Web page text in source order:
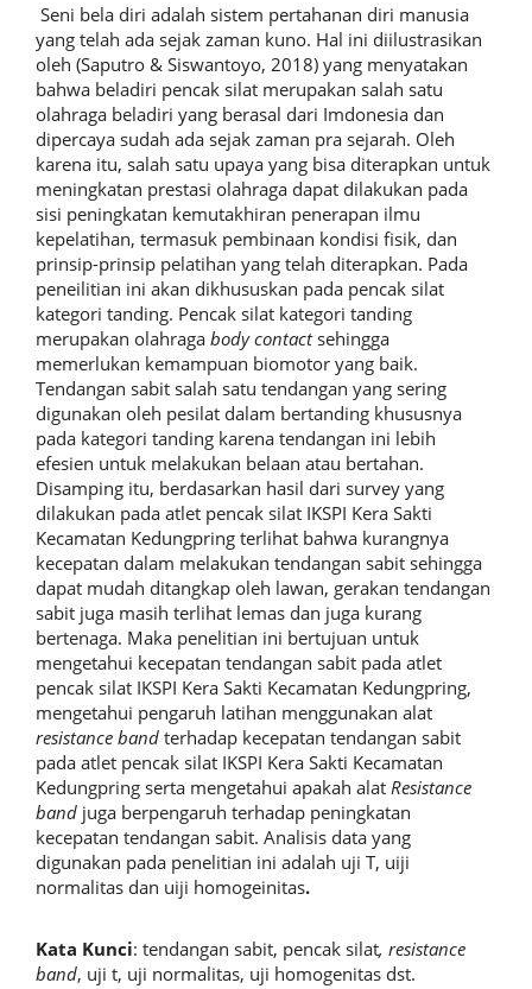
Seni bela diri adalah sistem pertahanan diri manusia
yang telah ada sejak zaman kuno. Hal ini diilustrasikan
oleh (Saputro & Siswantoyo, 2018) yang menyatakan
bahwa beladiri pencak silat merupakan salah satu
olahraga beladiri yang berasal dari Imdonesia dan
dipercaya sudah ada sejak zaman pra sejarah. Oleh
karena itu, salah satu upaya yang bisa diterapkan untuk
meningkatan prestasi olahraga dapat dilakukan pada
sisi peningkatan kemutakhiran penerapan ilmu
kepelatihan, termasuk pembinaan kondisi fisik, dan
prinsip-prinsip pelatihan yang telah diterapkan. Pada
peneilitian ini akan dikhususkan pada pencak silat
kategori tanding. Pencak silat kategori tanding
merupakan olahraga body contact sehingga
memerlukan kemampuan biomotor yang baik.
Tendangan sabit salah satu tendangan yang sering
digunakan oleh pesilat dalam bertanding khususnya
pada kategori tanding karena tendangan ini lebih
efesien untuk melakukan belaan atau bertahan.
Disamping itu, berdasarkan hasil dari survey yang
dilakukan pada atlet pencak silat IKSPI Kera Sakti
Kecamatan Kedungpring terlihat bahwa kurangnya
kecepatan dalam melakukan tendangan sabit sehingga
dapat mudah ditangkap oleh lawan, gerakan tendangan
sabit juga masih terlihat lemas dan juga kurang
bertenaga. Maka penelitian ini bertujuan untuk
mengetahui kecepatan tendangan sabit pada atlet
pencak silat IKSPI Kera Sakti Kecamatan Kedungpring,
mengetahui pengaruh latihan menggunakan alat
resistance band terhadap kecepatan tendangan sabit
pada atlet pencak silat IKSPI Kera Sakti Kecamatan
Kedungpring serta mengetahui apakah alat Resistance
band juga berpengaruh terhadap peningkatan
kecepatan tendangan sabit. Analisis data yang
digunakan pada penelitian ini adalah uji T, uiji
normalitas dan uiji homogeinitas.
Kata Kunci: tendangan sabit, pencak silat, resistance
band, uji t, uji normalitas, uji homogenitas dst.